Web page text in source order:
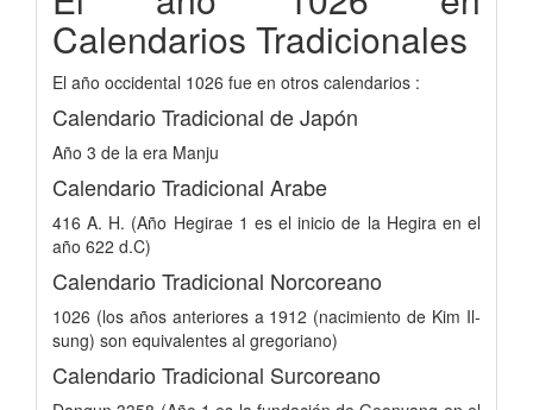
Calendarios Tradicionales
El año occidental 1026 fue en otros calendarios :
Calendario Tradicional de Japón
Año 3 de la era Manju
Calendario Tradicional Arabe
416 A. H. (Año Hegirae 1 es el inicio de la Hegira en el
año 622 d.C)
Calendario Tradicional Norcoreano
1026 (los años anteriores a 1912 (nacimiento de Kim Il-
sung) son equivalentes al gregoriano)
Calendario Tradicional Surcoreano